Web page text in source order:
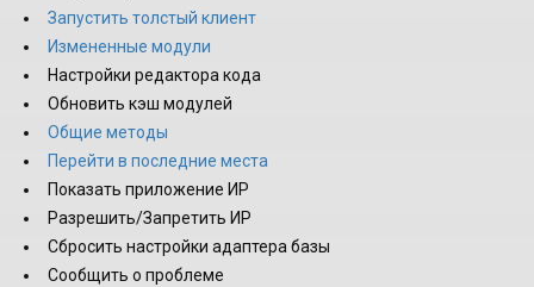
Запустить толстый клиент
Измененные модули
Настройки редактора кода
Обновить кэш модулей
Общие методы
Перейти в последние места
Показать приложение ИР
Разрешить/Запретить ИР
Сбросить настройки адаптера базы
Сообщить о проблеме